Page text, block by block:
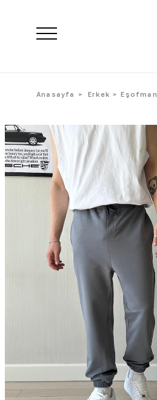
Anasayfa Erkek Eşofman